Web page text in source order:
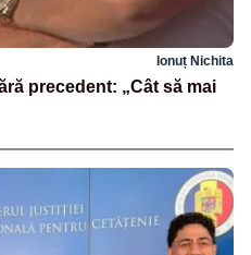
Ionuț Nichita
precedent: „Cât să mai